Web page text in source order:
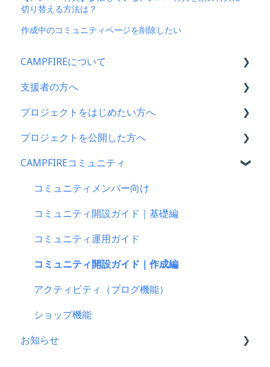
切り替える方法は？
作成中のコミュニティページを削除したい
CAMPFIREについて
CAMPFIRE各種制度の規約について
CAMPFIREふるさと納税について
はじめての方へ
登録情報に関するよくある質問
新規会員登録・ログイン・ログアウトについて
登録情報の確認・変更・削除について
マイページの機能について
CAMPFIREブランドリソース
支援者の方へ
支援に関するよくある質問
支援をした後に
キャリア決済
楽天ペイ
au PAY（ネット支払い）
PayPay（ペイペイ）決済
クレジット決済
支援の仕方について
Paypal決済
支援をする前に
プロジェクトをはじめたい方へ
プロジェクトをはじめる前に
プロジェクト作成時によくある質問
プロジェクト作成について
プロジェクトの審査について
公開に向けて
リターン設定で気をつけるポイント
リターンについて
プロフィールについて
プロジェクトを公開した方へ
支援金の振込について
プロジェクトを公開したら
仲間募集について
プロジェクトが終了したら
支援者の情報について
プロジェクト達成に役立つ機能
プロジェクト公開後によくある質問
プロジェクト公開後の変更・中止について
CAMPFIREコミュニティ
コミュニティメンバー向け
コミュニティ開設ガイド｜基礎編
コミュニティ運用ガイド
コミュニティ開設ガイド｜作成編
アクティビティ（ブログ機能）
ショップ機能
お知らせ